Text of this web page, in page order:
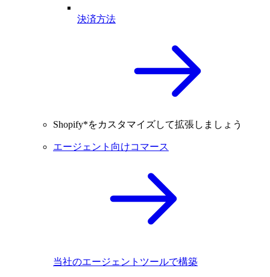
決済方法
Shopify*をカスタマイズして拡張しましょう
エージェント向けコマース
当社のエージェントツールで構築